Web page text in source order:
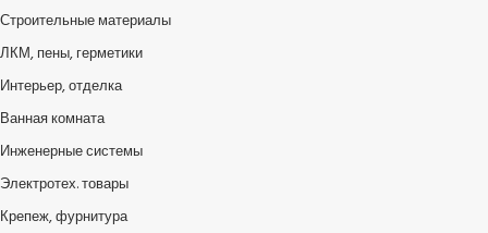
Строительные материалы
ЛКМ, пены, герметики
Интерьер, отделка
Ванная комната
Инженерные системы
Электротех. товары
Крепеж, фурнитура